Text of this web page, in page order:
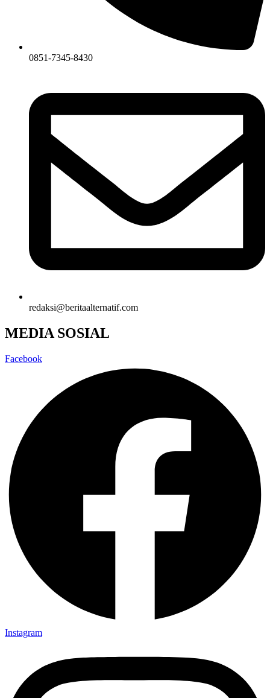
0851-7345-8430
redaksi@beritaalternatif.com
MEDIA SOSIAL
Facebook
Instagram